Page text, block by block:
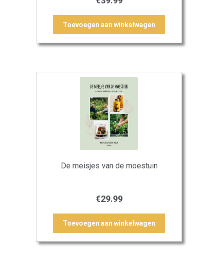
Toevoegen aan winkelwagen
De meisjes van de moestuin
€29.99
Toevoegen aan winkelwagen